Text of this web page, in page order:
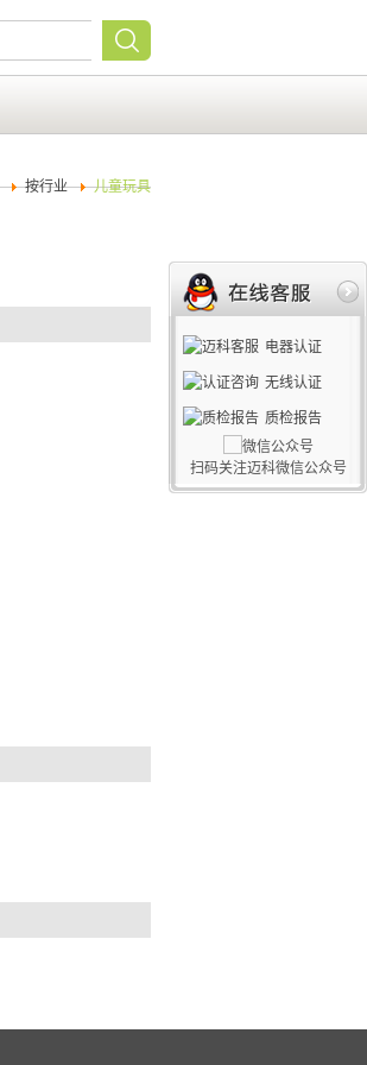
按行业 儿童玩具
电器认证
无线认证
质检报告
扫码关注迈科微信公众号